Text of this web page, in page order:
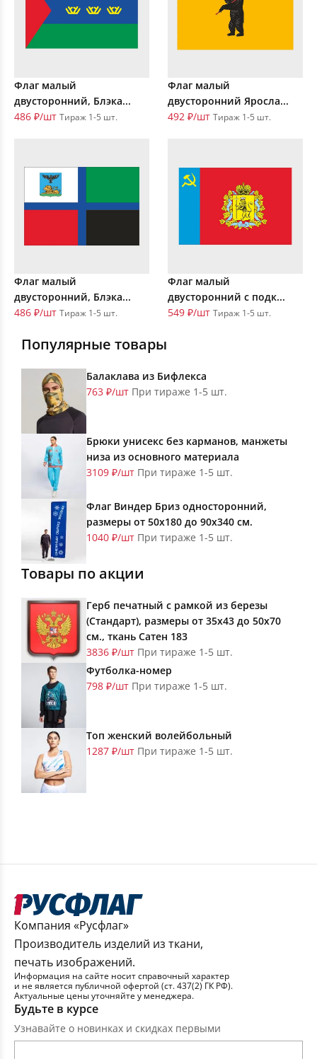
Флаг малый
двусторонний, Блэка...
486 ₽/шт Тираж 1-5 шт.
Флаг малый
двусторонний Яросла...
492 ₽/шт Тираж 1-5 шт.
Флаг малый
двусторонний, Блэка...
486 ₽/шт Тираж 1-5 шт.
Флаг малый
двусторонний с подк...
549 ₽/шт Тираж 1-5 шт.
Популярные товары
Балаклава из Бифлекса
763 ₽/шт При тираже 1-5 шт.
Брюки унисекс без карманов, манжеты
низа из основного материала
3109 ₽/шт При тираже 1-5 шт.
Флаг Виндер Бриз односторонний,
размеры от 50х180 до 90х340 см.
1040 ₽/шт При тираже 1-5 шт.
Товары по акции
Герб печатный с рамкой из березы
(Стандарт), размеры от 35х43 до 50х70
см., ткань Сатен 183
3836 ₽/шт При тираже 1-5 шт.
Футболка-номер
798 ₽/шт При тираже 1-5 шт.
Топ женский волейбольный
1287 ₽/шт При тираже 1-5 шт.
Компания «Русфлаг»
Производитель изделий из ткани,
печать изображений.
Информация на сайте носит справочный характер
и не является публичной офертой (ст. 437(2) ГК РФ).
Актуальные цены уточняйте у менеджера.
Будьте в курсе
Узнавайте о новинках и скидках первыми